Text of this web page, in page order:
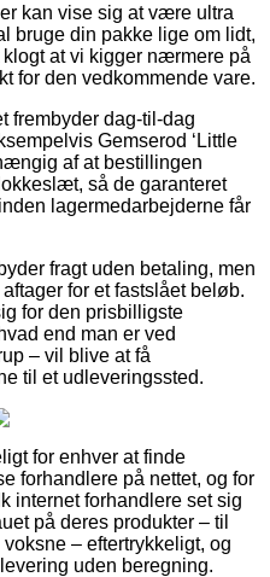
kan vise sig at være ultra
bruge din pakke lige om lidt,
at vi kigger nærmere på
for den vedkommende vare.
frembyder dag-til-dag
Gemserod ‘Little
af at bestillingen
så de garanteret
lagermedarbejderne får
fragt uden betaling, men
for et fastslået beløb.
for den prisbilligste
end man er ved
– vil blive at få
til et udleveringssted.
for enhver at finde
forhandlere på nettet, og for
internet forhandlere set sig
på deres produkter – til
– eftertrykkeligt, og
uden beregning.